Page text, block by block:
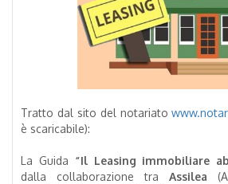
Tratto dal sito del notariato
è scaricabile):
La Guida “Il Leasing immobiliare
dalla collaborazione tra Assilea